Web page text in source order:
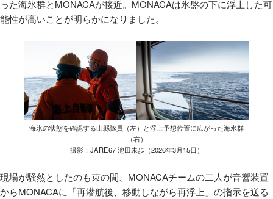
った海氷群とMONACAが接近。MONACAは氷盤の下に浮上した可
能性が高いことが明らかになりました。
海氷の状態を確認する山縣隊員（左）と浮上予想位置に広がった海氷群
（右）
撮影：JARE67 池田未歩（2026年3月15日）
現場が騒然としたのも束の間、MONACAチームの二人が音響装置
からMONACAに「再潜航後、移動しながら再浮上」の指示を送る